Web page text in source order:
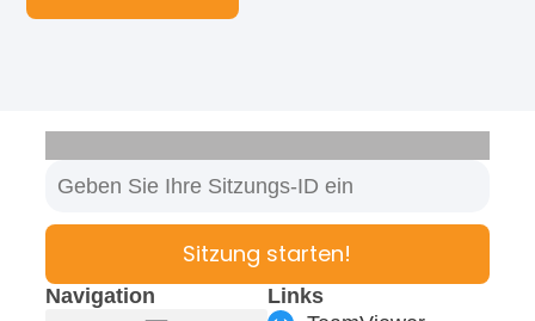
Navigation
Links
Sitzung starten!